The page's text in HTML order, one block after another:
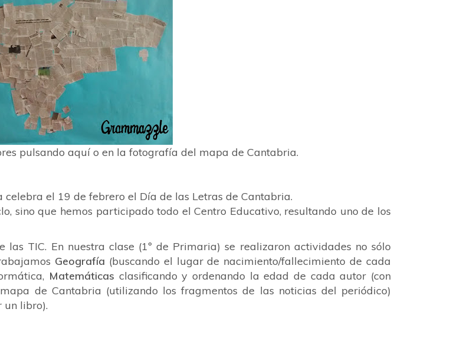
pulsando aquí o en la fotografía del mapa de Cantabria.
celebra el 19 de febrero el Día de las Letras de Cantabria.
sino que hemos participado todo el Centro Educativo, resultando uno de los
las TIC. En nuestra clase (1º de Primaria) se realizaron actividades no sólo
Geografía (buscando el lugar de nacimiento/fallecimiento de cada
Matemáticas clasificando y ordenando la edad de cada autor (con
de Cantabria (utilizando los fragmentos de las noticias del periódico)
un libro).